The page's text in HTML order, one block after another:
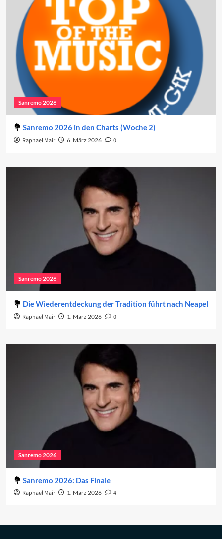
Sanremo 2026
Sanremo 2026 in den Charts (Woche 2)
Raphael Mair 6. März 2026 0
Sanremo 2026
Die Wiederentdeckung der Tradition führt nach Neapel
Raphael Mair 1. März 2026 0
Sanremo 2026
Sanremo 2026: Das Finale
Raphael Mair 1. März 2026 4